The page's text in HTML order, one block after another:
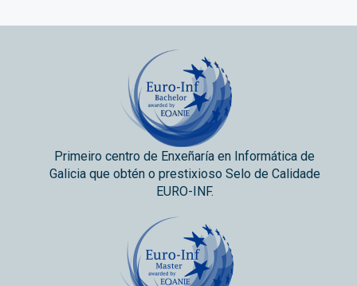
Primeiro centro de Enxeñaría en Informática de
Galicia que obtén o prestixioso Selo de Calidade
EURO-INF.